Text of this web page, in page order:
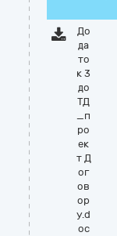
До
да
то
к 3
до
ТД
_п
ро
ек
т Д
ог
ов
ор
у.d
oc